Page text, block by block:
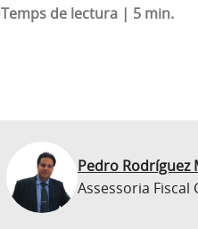
Temps de lectura | 5 min.
Pedro Rodríguez
Assessoria Fiscal